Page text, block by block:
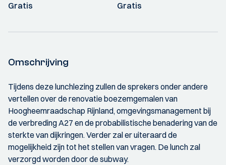
Gratis Gratis
Omschrijving
Tijdens deze lunchlezing zullen de sprekers onder andere
vertellen over de renovatie boezemgemalen van
Hoogheemraadschap Rijnland, omgevingsmanagement bij
de verbreding A27 en de probabilistische benadering van de
sterkte van dijkringen. Verder zal er uiteraard de
mogelijkheid zijn tot het stellen van vragen. De lunch zal
verzorgd worden door de subway.